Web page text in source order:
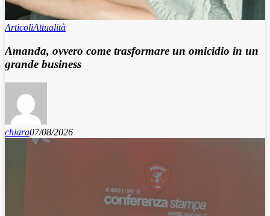
ArticoliAttualità
Amanda, ovvero come trasformare un omicidio in un
grande business
chiara07/08/2026